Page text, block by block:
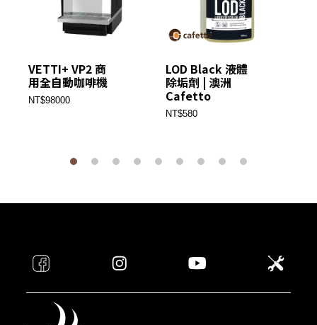
VETTI+ VP2 商
用全自動咖啡機
NT$98000
LOD Black 液體
除垢劑 | 澳洲
Cafetto
NT$580